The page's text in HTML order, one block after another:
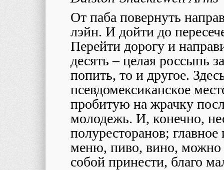
От паба повернуть
лэйн. И дойти до
Перейти дорогу и
десять – целая россыпь
попить, то и другое.
псевдомексиканское
пробитую на жрачку
молодежь. И, конечно,
полуресторанов;
меню, пиво, вино, можно
собой принести, благо